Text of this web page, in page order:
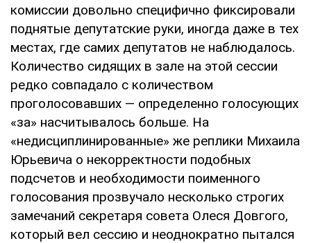
комиссии довольно специфично фиксировали
поднятые депутатские руки, иногда даже в тех
местах, где самих депутатов не наблюдалось.
Количество сидящих в зале на этой сессии
редко совпадало с количеством
проголосовавших — определенно голосующих
«за» насчитывалось больше. На
«недисциплинированные» же реплики Михаила
Юрьевича о некорректности подобных
подсчетов и необходимости поименного
голосования прозвучало несколько строгих
замечаний секретаря совета Олеся Довгого,
который вел сессию и неоднократно пытался